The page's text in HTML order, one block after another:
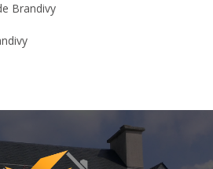
Brandivy